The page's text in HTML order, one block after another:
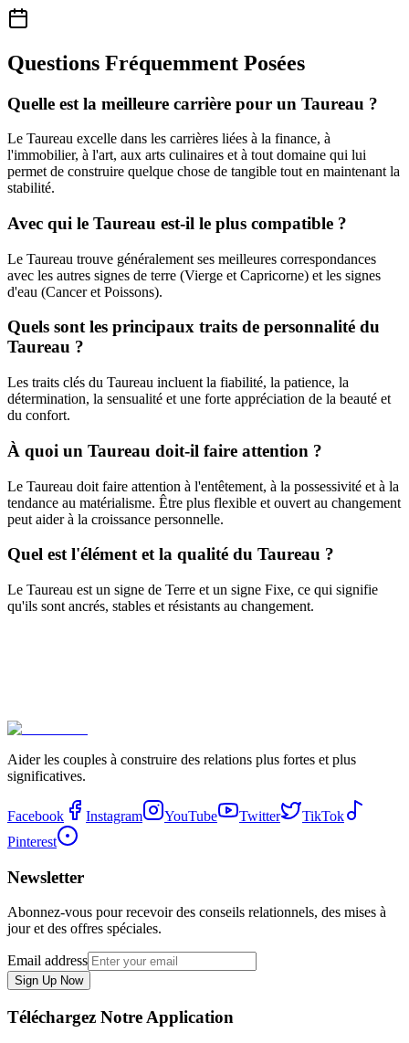
Questions Fréquemment Posées
Quelle est la meilleure carrière pour un Taureau ?
Le Taureau excelle dans les carrières liées à la finance, à
l'immobilier, à l'art, aux arts culinaires et à tout domaine qui lui
permet de construire quelque chose de tangible tout en maintenant la
stabilité.
Avec qui le Taureau est-il le plus compatible ?
Le Taureau trouve généralement ses meilleures correspondances
avec les autres signes de terre (Vierge et Capricorne) et les signes
d'eau (Cancer et Poissons).
Quels sont les principaux traits de personnalité du
Taureau ?
Les traits clés du Taureau incluent la fiabilité, la patience, la
détermination, la sensualité et une forte appréciation de la beauté et
du confort.
À quoi un Taureau doit-il faire attention ?
Le Taureau doit faire attention à l'entêtement, à la possessivité et à la
tendance au matérialisme. Être plus flexible et ouvert au changement
peut aider à la croissance personnelle.
Quel est l'élément et la qualité du Taureau ?
Le Taureau est un signe de Terre et un signe Fixe, ce qui signifie
qu'ils sont ancrés, stables et résistants au changement.
Aider les couples à construire des relations plus fortes et plus
significatives.
Facebook Instagram YouTube Twitter
TikTok
Pinterest
Newsletter
Abonnez-vous pour recevoir des conseils relationnels, des mises à
jour et des offres spéciales.
Email address
Sign Up Now
Téléchargez Notre Application